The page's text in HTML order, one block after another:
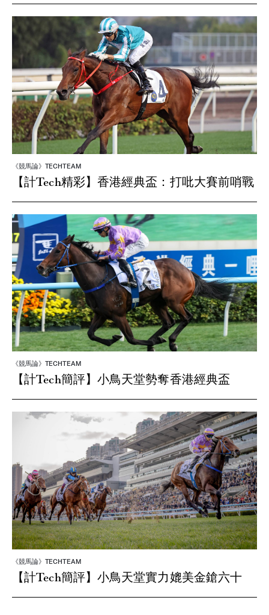
《競馬論》TECHTEAM
【計Tech精彩】香港經典盃：打吡大賽前哨戰
《競馬論》TECHTEAM
【計Tech簡評】小鳥天堂勢奪香港經典盃
《競馬論》TECHTEAM
【計Tech簡評】小鳥天堂實力媲美金鎗六十